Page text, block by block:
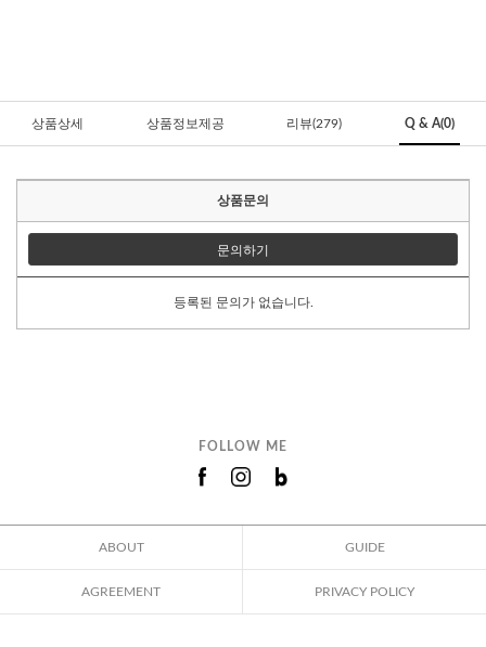
상품상세 상품정보제공 리뷰(279) Q & A(0)
상품문의
문의하기
등록된 문의가 없습니다.
FOLLOW ME
ABOUT GUIDE
AGREEMENT PRIVACY POLICY